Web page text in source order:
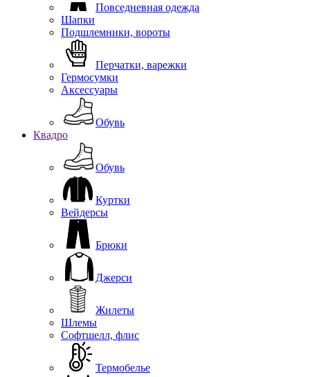
Повседневная одежда
Шапки
Подшлемники, вороты
Перчатки, варежки
Гермосумки
Аксессуары
Обувь
Квадро
Обувь
Куртки
Вейдерсы
Брюки
Джерси
Жилеты
Шлемы
Софтшелл, флис
Термобелье